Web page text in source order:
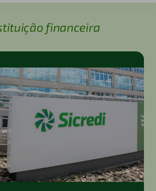
financeira